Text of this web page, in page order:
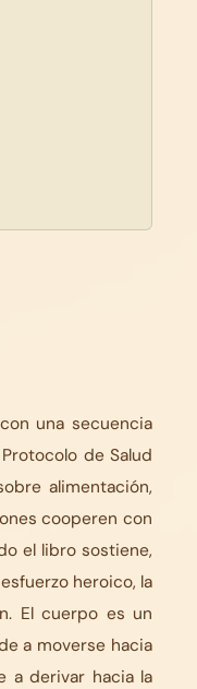
una secuencia
de Salud
alimentación,
cooperen con
el libro sostiene,
heroico, la
El cuerpo es un
a moverse hacia
a derivar hacia la